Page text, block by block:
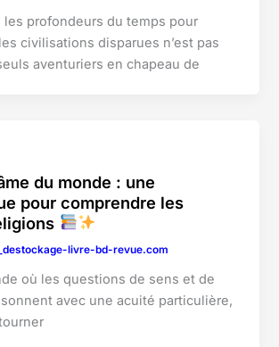
les profondeurs du temps pour
civilisations disparues n’est pas
aventuriers en chapeau de
du monde : une
pour comprendre les
livre-bd-revue.com
où les questions de sens et de
avec une acuité particulière,